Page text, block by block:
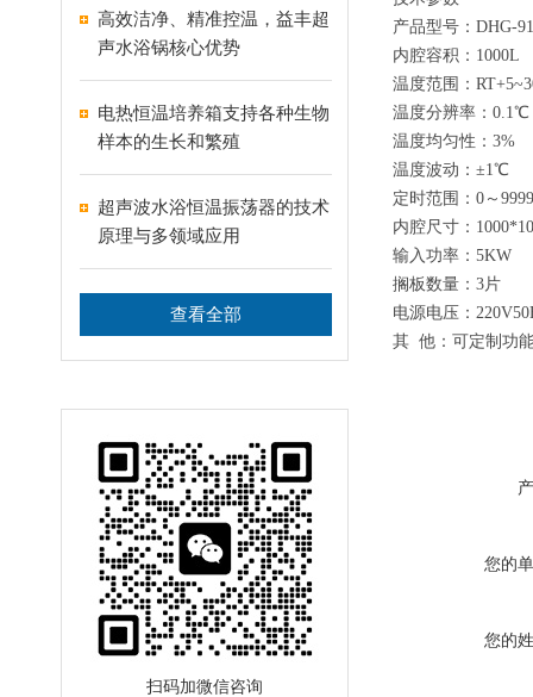
高效洁净、精准控温，益丰超
声水浴锅核心优势
电热恒温培养箱支持各种生物
样本的生长和繁殖
超声波水浴恒温振荡器的技术
原理与多领域应用
查看全部
扫码加微信咨询
产品型号：DHG-
内腔容积：1000L
温度范围：
温度分辨率：0.1℃
温度均匀性：3%
温度波动：±1℃
定时范围：0～
内腔尺寸：
输入功率：5KW
搁板数量：3片
电源电压：
其 他：可定制功
您的
您的